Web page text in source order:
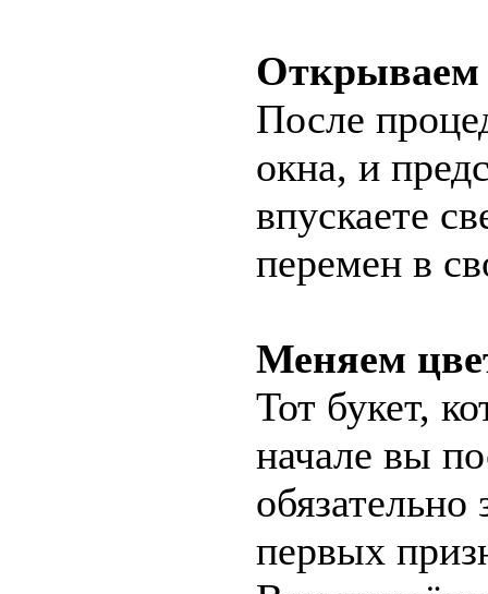
Открываем
После
окна, и
впускаете
перемен в
Меняем
Тот букет,
начале вы
первых